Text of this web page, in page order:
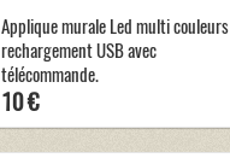
Applique murale Led multi couleurs
rechargement USB avec
télécommande.
10 €